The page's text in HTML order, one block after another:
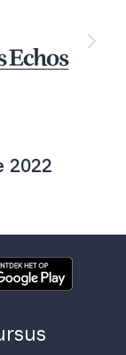
2022